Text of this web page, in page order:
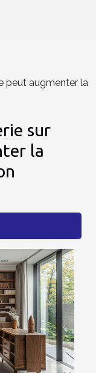
peut augmenter la
sur
la